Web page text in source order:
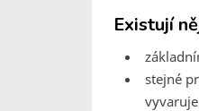
Existují
stejné